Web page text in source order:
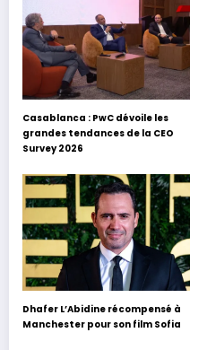
Casablanca : PwC dévoile les
grandes tendances de la CEO
Survey 2026
Dhafer L’Abidine récompensé à
Manchester pour son film Sofia